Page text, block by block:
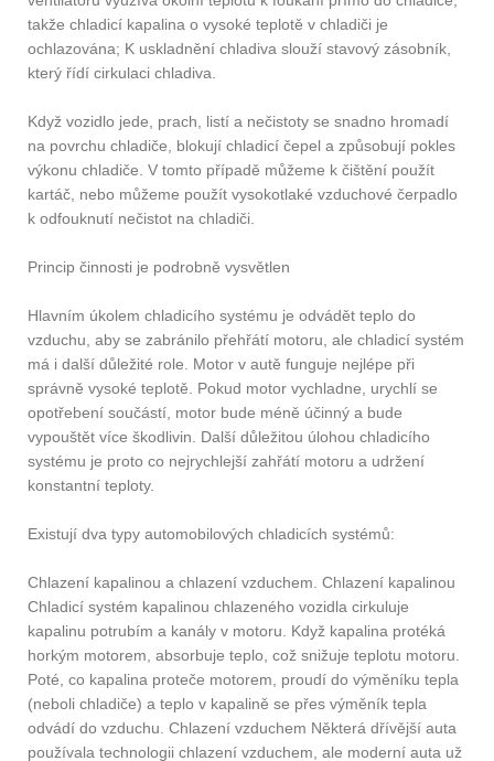
takže chladicí kapalina o vysoké teplotě v chladiči je
ochlazována; K uskladnění chladiva slouží stavový zásobník,
který řídí cirkulaci chladiva.
Když vozidlo jede, prach, listí a nečistoty se snadno hromadí
na povrchu chladiče, blokují chladicí čepel a způsobují pokles
výkonu chladiče. V tomto případě můžeme k čištění použít
kartáč, nebo můžeme použít vysokotlaké vzduchové čerpadlo
k odfouknutí nečistot na chladiči.
Princip činnosti je podrobně vysvětlen
Hlavním úkolem chladicího systému je odvádět teplo do
vzduchu, aby se zabránilo přehřátí motoru, ale chladicí systém
má i další důležité role. Motor v autě funguje nejlépe při
správně vysoké teplotě. Pokud motor vychladne, urychlí se
opotřebení součástí, motor bude méně účinný a bude
vypouštět více škodlivin. Další důležitou úlohou chladicího
systému je proto co nejrychlejší zahřátí motoru a udržení
konstantní teploty.
Existují dva typy automobilových chladicích systémů:
Chlazení kapalinou a chlazení vzduchem. Chlazení kapalinou
Chladicí systém kapalinou chlazeného vozidla cirkuluje
kapalinu potrubím a kanály v motoru. Když kapalina protéká
horkým motorem, absorbuje teplo, což snižuje teplotu motoru.
Poté, co kapalina proteče motorem, proudí do výměníku tepla
(neboli chladiče) a teplo v kapalině se přes výměník tepla
odvádí do vzduchu. Chlazení vzduchem Některá dřívější auta
používala technologii chlazení vzduchem, ale moderní auta už